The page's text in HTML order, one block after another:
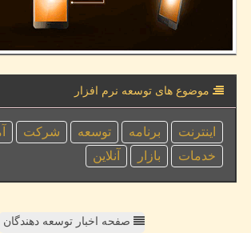
موضوع های توسعه نرم افزار
اینترنت برنامه توسعه شركت
خدمات
بازار آنلاین
صفحه اخبار توسعه دهندگان